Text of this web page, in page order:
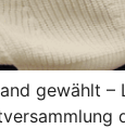
gewählt